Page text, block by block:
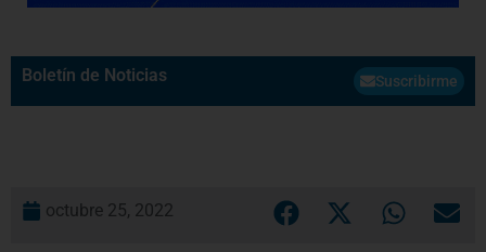
Boletín de Noticias Suscribirme
octubre 25, 2022